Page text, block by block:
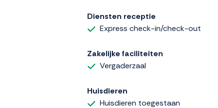
Diensten receptie
Express check-in/check-out
Zakelijke faciliteiten
Vergaderzaal
Huisdieren
Huisdieren toegestaan